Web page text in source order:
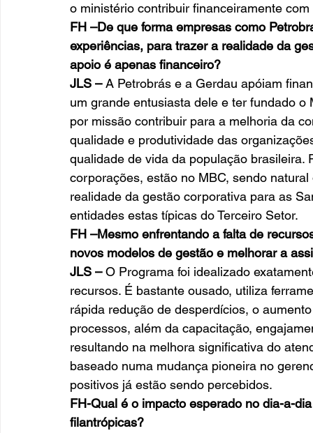
o ministério contribuir financeiramente
FH –De que forma empresas como
experiências, para trazer a realidade da
apoio é apenas financeiro?
JLS – A Petrobrás e a Gerdau apóiam
um grande entusiasta dele e ter fundado
por missão contribuir para a melhoria da
qualidade e produtividade das
qualidade de vida da população
corporações, estão no MBC, sendo
realidade da gestão corporativa para as
entidades estas típicas do Terceiro Setor.
FH –Mesmo enfrentando a falta de
novos modelos de gestão e melhorar a
JLS – O Programa foi idealizado
recursos. É bastante ousado, utiliza
rápida redução de desperdícios, o
processos, além da capacitação,
resultando na melhora significativa do
baseado numa mudança pioneira no
positivos já estão sendo percebidos.
FH-Qual é o impacto esperado no dia-a-
filantrópicas?